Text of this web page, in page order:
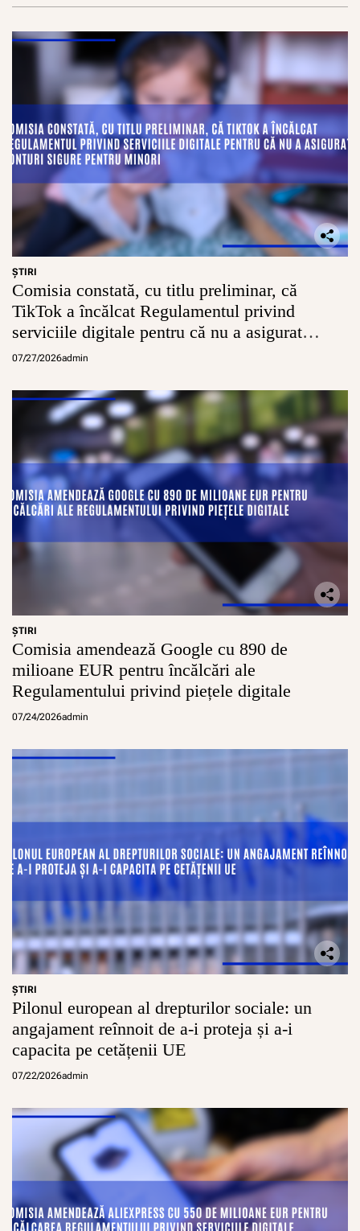
ŞTIRI
Comisia constată, cu titlu preliminar, că
TikTok a încălcat Regulamentul privind
serviciile digitale pentru că nu a asigurat
conturi sigure pentru minori
07/27/2026admin
ŞTIRI
Comisia amendează Google cu 890 de
milioane EUR pentru încălcări ale
Regulamentului privind piețele digitale
07/24/2026admin
ŞTIRI
Pilonul european al drepturilor sociale: un
angajament reînnoit de a-i proteja și a-i
capacita pe cetățenii UE
07/22/2026admin